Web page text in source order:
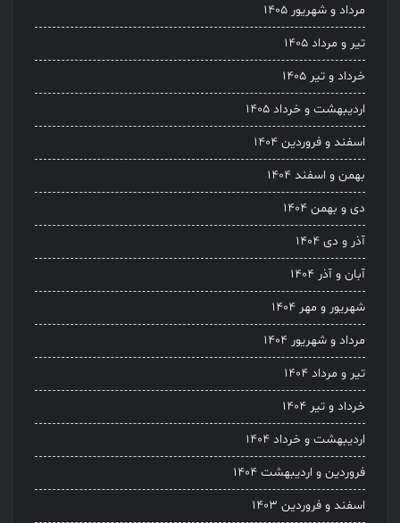
مرداد و شهریور ۱۴۰۵
تیر و مرداد ۱۴۰۵
خرداد و تیر ۱۴۰۵
اردیبهشت و خرداد ۱۴۰۵
اسفند و فروردین ۱۴۰۴
بهمن و اسفند ۱۴۰۴
دی و بهمن ۱۴۰۴
آذر و دی ۱۴۰۴
آبان و آذر ۱۴۰۴
شهریور و مهر ۱۴۰۴
مرداد و شهریور ۱۴۰۴
تیر و مرداد ۱۴۰۴
خرداد و تیر ۱۴۰۴
اردیبهشت و خرداد ۱۴۰۴
فروردین و اردیبهشت ۱۴۰۴
اسفند و فروردین ۱۴۰۳